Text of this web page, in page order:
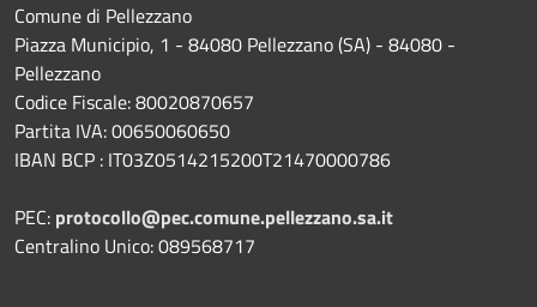
Comune di Pellezzano
Piazza Municipio, 1 - 84080 Pellezzano (SA) - 84080 -
Pellezzano
Codice Fiscale: 80020870657
Partita IVA: 00650060650
IBAN BCP : IT03Z0514215200T21470000786
PEC: protocollo@pec.comune.pellezzano.sa.it
Centralino Unico: 089568717